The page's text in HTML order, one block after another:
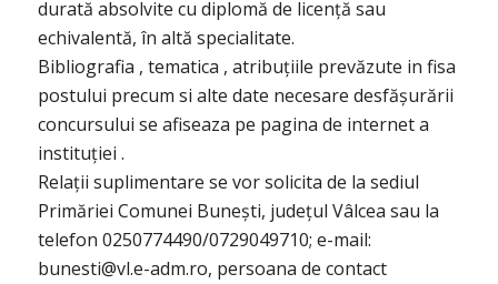
durată absolvite cu diplomă de licență sau
echivalentă, în altă specialitate.
Bibliografia , tematica , atribuțiile prevăzute in fisa
postului precum si alte date necesare desfășurării
concursului se afiseaza pe pagina de internet a
instituției .
Relații suplimentare se vor solicita de la sediul
Primăriei Comunei Bunești, județul Vâlcea sau la
telefon 0250774490/0729049710; e-mail:
bunesti@vl.e-adm.ro, persoana de contact